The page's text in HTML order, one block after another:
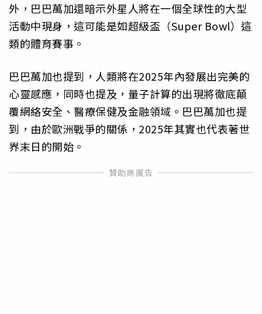
外，巴巴萬加還暗示外星人將在一個全球性的大型
活動中現身，這可能是如超級盃（Super Bowl）這
類的體育賽事。
巴巴萬加也提到，人類將在2025年內發展出完美的
心靈感應，同時也提及，量子計算的出現將徹底顛
覆網絡安全、醫療保健及金融領域。巴巴萬加也提
到，由於歐洲戰爭的關係，2025年其實也代表著世
界末日的開始。